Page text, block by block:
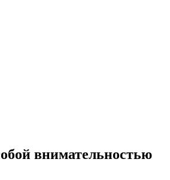
внимательностью